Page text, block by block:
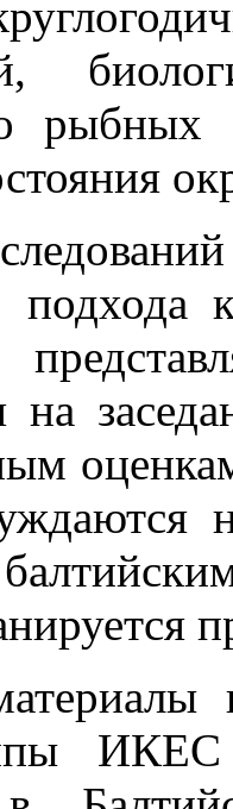
рыбных
подхода
на